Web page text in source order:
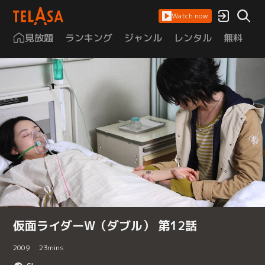
Watch now
見放題 ランキング ジャンル レンタル 無料
仮面ライダーW（ダブル） 第12話
2009 23mins